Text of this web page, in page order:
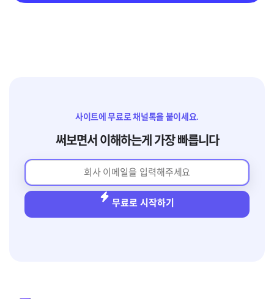
사이트에 무료로 채널톡을 붙이세요.
써보면서 이해하는게 가장 빠릅니다
무료로 시작하기